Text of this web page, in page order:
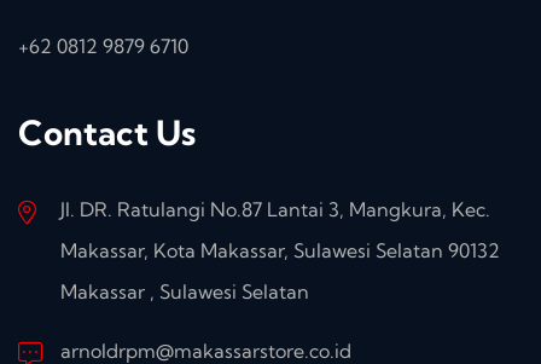
+62 0812 9879 6710
Contact Us
Jl. DR. Ratulangi No.87 Lantai 3, Mangkura, Kec.
Makassar, Kota Makassar, Sulawesi Selatan 90132
Makassar , Sulawesi Selatan
arnoldrpm@makassarstore.co.id